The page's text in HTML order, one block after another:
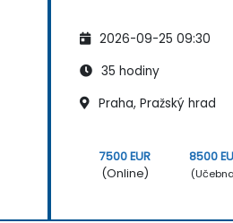
2026-09-25 09:30
35 hodiny
Praha, Pražský hrad
7500 EUR
(Online)
8500